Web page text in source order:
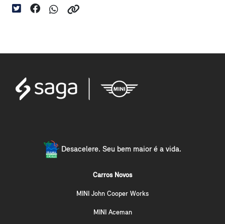
Desacelere. Seu bem maior é a vida.
Carros Novos
MINI John Cooper Works
MINI Aceman